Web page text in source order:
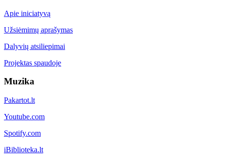
Apie iniciatyvą
Užsiėmimų aprašymas
Dalyvių atsiliepimai
Projektas spaudoje
Muzika
Pakartot.lt
Youtube.com
Spotify.com
iBiblioteka.lt